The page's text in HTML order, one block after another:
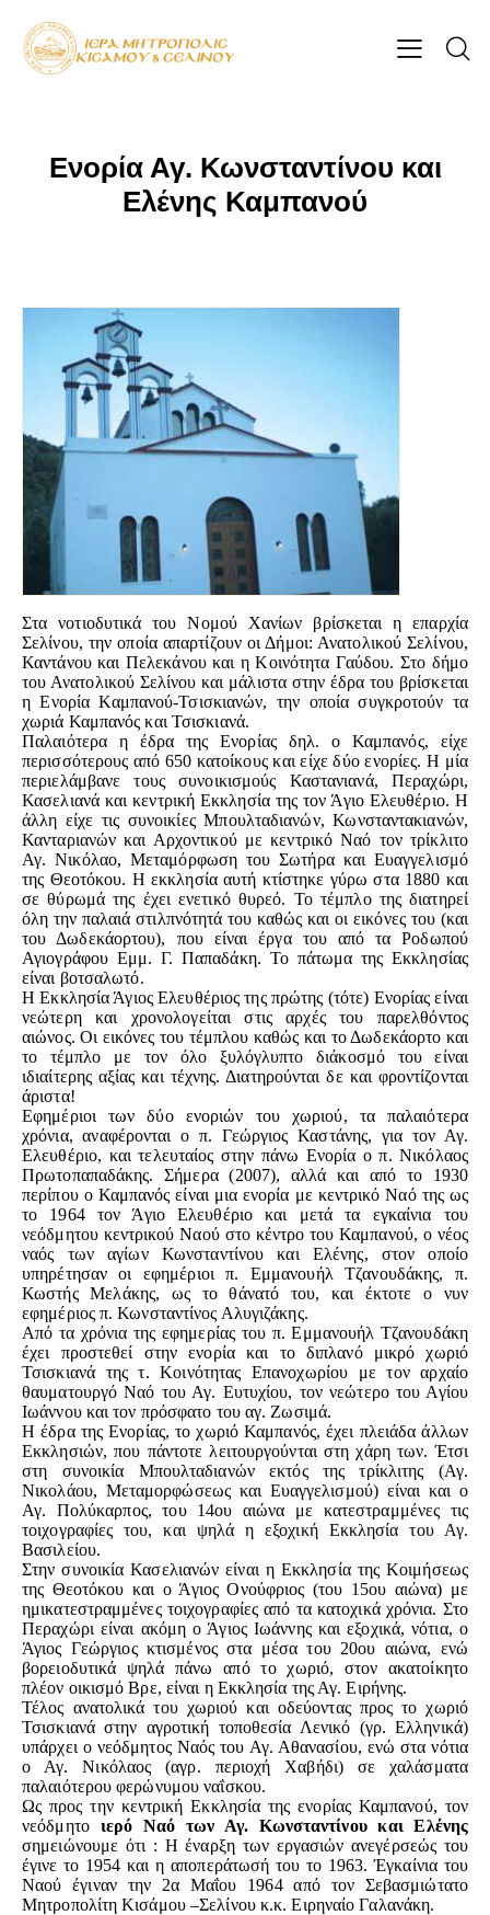
Ενορία Αγ. Κωνσταντίνου και
Ελένης Καμπανού
Στα νοτιοδυτικά του Νομού Χανίων βρίσκεται η επαρχία
Σελίνου, την οποία απαρτίζουν οι Δήμοι: Ανατολικού Σελίνου,
Καντάνου και Πελεκάνου και η Κοινότητα Γαύδου. Στο δήμο
του Ανατολικού Σελίνου και μάλιστα στην έδρα του βρίσκεται
η Ενορία Καμπανού-Τσισκιανών, την οποία συγκροτούν τα
χωριά Καμπανός και Τσισκιανά.
Παλαιότερα η έδρα της Ενορίας δηλ. ο Καμπανός, είχε
περισσότερους από 650 κατοίκους και είχε δύο ενορίες. Η μία
περιελάμβανε τους συνοικισμούς Καστανιανά, Περαχώρι,
Κασελιανά και κεντρική Εκκλησία της τον Άγιο Ελευθέριο. Η
άλλη είχε τις συνοικίες Μπουλταδιανών, Κωνσταντακιανών,
Κανταριανών και Αρχοντικού με κεντρικό Ναό τον τρίκλιτο
Αγ. Νικόλαο, Μεταμόρφωση του Σωτήρα και Ευαγγελισμό
της Θεοτόκου. Η εκκλησία αυτή κτίστηκε γύρω στα 1880 και
σε θύρωμά της έχει ενετικό θυρεό. Το τέμπλο της διατηρεί
όλη την παλαιά στιλπνότητά του καθώς και οι εικόνες του (και
του Δωδεκάορτου), που είναι έργα του από τα Ροδωπού
Αγιογράφου Εμμ. Γ. Παπαδάκη. Το πάτωμα της Εκκλησίας
είναι βοτσαλωτό.
Η Εκκλησία Άγιος Ελευθέριος της πρώτης (τότε) Ενορίας είναι
νεώτερη και χρονολογείται στις αρχές του παρελθόντος
αιώνος. Οι εικόνες του τέμπλου καθώς και το Δωδεκάορτο και
το τέμπλο με τον όλο ξυλόγλυπτο διάκοσμό του είναι
ιδιαίτερης αξίας και τέχνης. Διατηρούνται δε και φροντίζονται
άριστα!
Εφημέριοι των δύο ενοριών του χωριού, τα παλαιότερα
χρόνια, αναφέρονται ο π. Γεώργιος Καστάνης, για τον Αγ.
Ελευθέριο, και τελευταίος στην πάνω Ενορία ο π. Νικόλαος
Πρωτοπαπαδάκης. Σήμερα (2007), αλλά και από το 1930
περίπου ο Καμπανός είναι μια ενορία με κεντρικό Ναό της ως
το 1964 τον Άγιο Ελευθέριο και μετά τα εγκαίνια του
νεόδμητου κεντρικού Ναού στο κέντρο του Καμπανού, ο νέος
ναός των αγίων Κωνσταντίνου και Ελένης, στον οποίο
υπηρέτησαν οι εφημέριοι π. Εμμανουήλ Τζανουδάκης, π.
Κωστής Μελάκης, ως το θάνατό του, και έκτοτε ο νυν
εφημέριος π. Κωνσταντίνος Αλυγιζάκης.
Από τα χρόνια της εφημερίας του π. Εμμανουήλ Τζανουδάκη
έχει προστεθεί στην ενορία και το διπλανό μικρό χωριό
Τσισκιανά της τ. Κοινότητας Επανοχωρίου με τον αρχαίο
θαυματουργό Ναό του Αγ. Ευτυχίου, τον νεώτερο του Αγίου
Ιωάννου και τον πρόσφατο του αγ. Ζωσιμά.
Η έδρα της Ενορίας, το χωριό Καμπανός, έχει πλειάδα άλλων
Εκκλησιών, που πάντοτε λειτουργούνται στη χάρη των. Έτσι
στη συνοικία Μπουλταδιανών εκτός της τρίκλιτης (Αγ.
Νικολάου, Μεταμορφώσεως και Ευαγγελισμού) είναι και ο
Αγ. Πολύκαρπος, του 14ου αιώνα με κατεστραμμένες τις
τοιχογραφίες του, και ψηλά η εξοχική Εκκλησία του Αγ.
Βασιλείου.
Στην συνοικία Κασελιανών είναι η Εκκλησία της Κοιμήσεως
της Θεοτόκου και ο Άγιος Ονούφριος (του 15ου αιώνα) με
ημικατεστραμμένες τοιχογραφίες από τα κατοχικά χρόνια. Στο
Περαχώρι είναι ακόμη ο Άγιος Ιωάννης και εξοχικά, νότια, ο
Άγιος Γεώργιος κτισμένος στα μέσα του 20ου αιώνα, ενώ
βορειοδυτικά ψηλά πάνω από το χωριό, στον ακατοίκητο
πλέον οικισμό Βρε, είναι η Εκκλησία της Αγ. Ειρήνης.
Τέλος ανατολικά του χωριού και οδεύοντας προς το χωριό
Τσισκιανά στην αγροτική τοποθεσία Λενικό (γρ. Ελληνικά)
υπάρχει ο νεόδμητος Ναός του Αγ. Αθανασίου, ενώ στα νότια
ο Αγ. Νικόλαος (αγρ. περιοχή Χαβήδι) σε χαλάσματα
παλαιότερου φερώνυμου ναΐσκου.
Ως προς την κεντρική Εκκλησία της ενορίας Καμπανού, τον
νεόδμητο ιερό Ναό των Αγ. Κωνσταντίνου και Ελένης
σημειώνουμε ότι : Η έναρξη των εργασιών ανεγέρσεώς του
έγινε το 1954 και η αποπεράτωσή του το 1963. Έγκαίνια του
Ναού έγιναν την 2α Μαΐου 1964 από τον Σεβασμιώτατο
Μητροπολίτη Κισάμου –Σελίνου κ.κ. Ειρηναίο Γαλανάκη.